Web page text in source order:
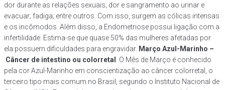
dor durante as relações sexuais; dor e sangramento ao urinar e
evacuar; fadiga; entre outros. Com isso, surgem as cólicas intensas
e os incômodos. Além disso, a Endometriose possui ligação com a
infertilidade. Estima-se que quase 50% das mulheres afetadas por
ela possuem dificuldades para engravidar. Março Azul-Marinho –
Câncer de intestino ou colorretal
O Mês de Março é conhecido
pela cor Azul-Marinho em conscientização ao câncer colorretal, o
terceiro tipo mais comum no Brasil, segundo o Instituto Nacional de